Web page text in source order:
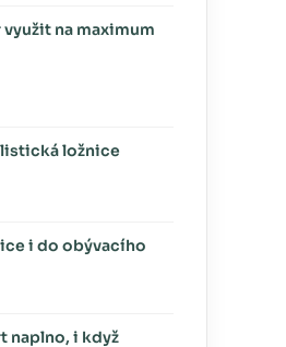
na maximum
ložnice
i do obývacího
naplno, i když